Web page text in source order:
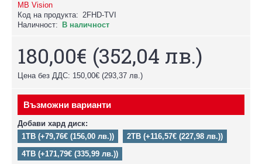
MB Vision
Код на продукта: 2FHD-TVI
Наличност:
В наличност
180,00€ (352,04 лв.)
Цена без ДДС: 150,00€ (293,37 лв.)
Възможни варианти
Добави хард диск:
1TB (+79,76€ (156,00 лв.))
2TB (+116,57€ (227,98 лв.))
4TB (+171,79€ (335,99 лв.))